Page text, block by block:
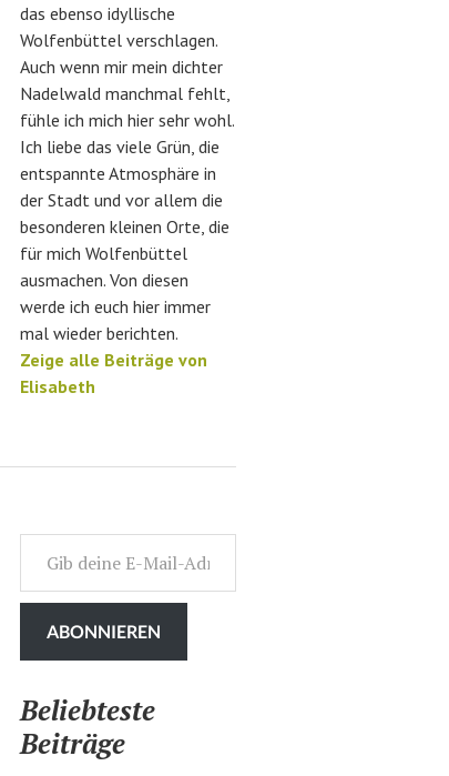
das ebenso idyllische
Wolfenbüttel verschlagen.
Auch wenn mir mein dichter
Nadelwald manchmal fehlt,
fühle ich mich hier sehr wohl.
Ich liebe das viele Grün, die
entspannte Atmosphäre in
der Stadt und vor allem die
besonderen kleinen Orte, die
für mich Wolfenbüttel
ausmachen. Von diesen
werde ich euch hier immer
mal wieder berichten.
Zeige alle Beiträge von
Elisabeth
Gib deine E-Mail-Adresse ein ...
ABONNIEREN
Beliebteste
Beiträge